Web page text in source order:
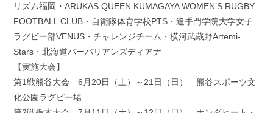
リズム福岡・ARUKAS QUEEN KUMAGAYA WOMEN’S RUGBY
FOOTBALL CLUB・自衛隊体育学校PTS・追手門学院大学女子
ラグビー部VENUS・チャレンジチーム・横河武蔵野Artemi-
Stars・北海道バーバリアンズディアナ
【実施大会】
第1戦熊谷大会 6月20日（土）～21日（日） 熊谷スポーツ文
化公園ラグビー場